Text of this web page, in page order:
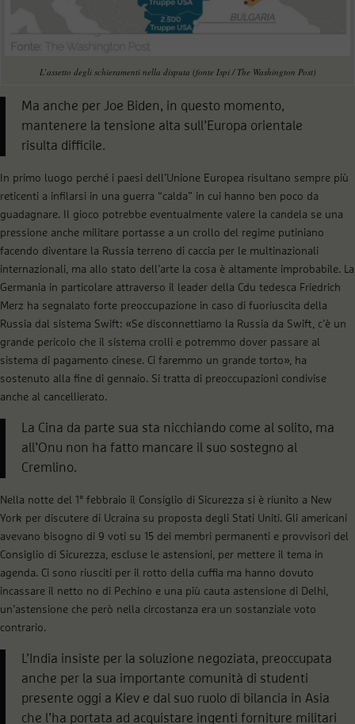
L’assetto degli schieramenti nella disputa (fonte Ispi / The Washington Post)
Ma anche per Joe Biden, in questo momento,
mantenere la tensione alta sull’Europa orientale
risulta difficile.
In primo luogo perché i paesi dell’Unione Europea risultano sempre più
reticenti a infilarsi in una guerra “calda” in cui hanno ben poco da
guadagnare. Il gioco potrebbe eventualmente valere la candela se una
pressione anche militare portasse a un crollo del regime putiniano
facendo diventare la Russia terreno di caccia per le multinazionali
internazionali, ma allo stato dell’arte la cosa è altamente improbabile. La
Germania in particolare attraverso il leader della Cdu tedesca Friedrich
Merz ha segnalato forte preoccupazione in caso di fuoriuscita della
Russia dal sistema Swift: «Se disconnettiamo la Russia da Swift, c’è un
grande pericolo che il sistema crolli e potremmo dover passare al
sistema di pagamento cinese. Ci faremmo un grande torto», ha
sostenuto alla fine di gennaio. Si tratta di preoccupazioni condivise
anche al cancellierato.
La Cina da parte sua sta nicchiando come al solito, ma
all’Onu non ha fatto mancare il suo sostegno al
Cremlino.
Nella notte del 1° febbraio il Consiglio di Sicurezza si è riunito a New
York per discutere di Ucraina su proposta degli Stati Uniti. Gli americani
avevano bisogno di 9 voti su 15 dei membri permanenti e provvisori del
Consiglio di Sicurezza, escluse le astensioni, per mettere il tema in
agenda. Ci sono riusciti per il rotto della cuffia ma hanno dovuto
incassare il netto no di Pechino e una più cauta astensione di Delhi,
un’astensione che però nella circostanza era un sostanziale voto
contrario.
L’India insiste per la soluzione negoziata, preoccupata
anche per la sua importante comunità di studenti
presente oggi a Kiev e dal suo ruolo di bilancia in Asia
che l’ha portata ad acquistare ingenti forniture militari